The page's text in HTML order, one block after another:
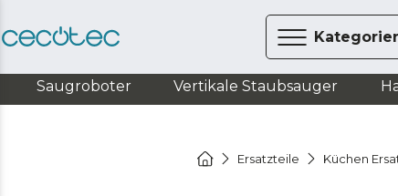
Saugroboter Vertikale Staubsauger
Ersatzteile Küchen